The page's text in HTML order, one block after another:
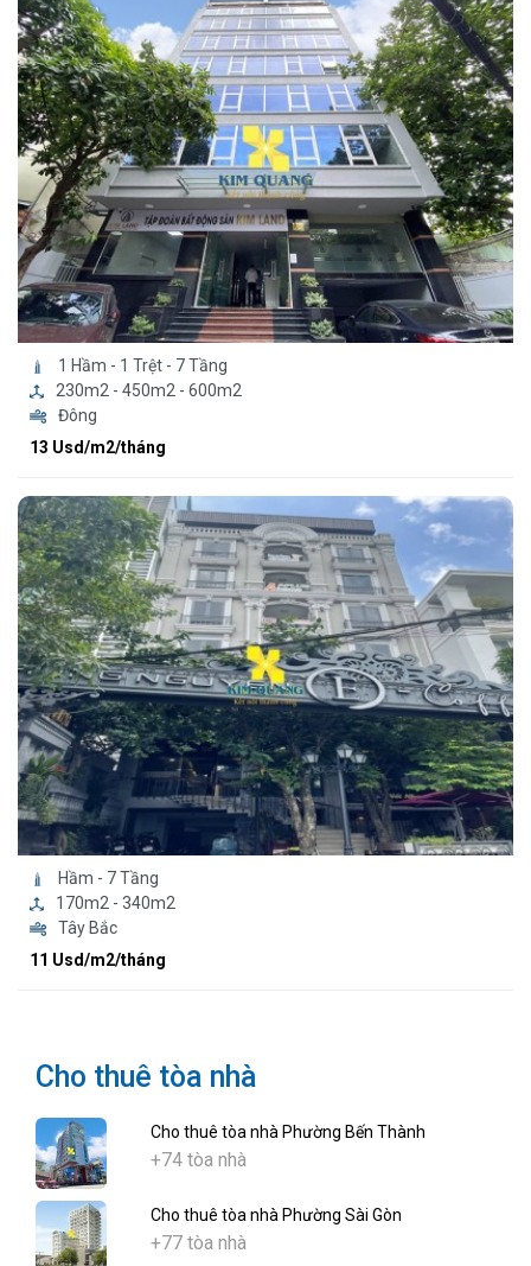
1 Hầm - 1 Trệt - 7 Tầng
230m2 - 450m2 - 600m2
Đông
13 Usd/m2/tháng
Hầm - 7 Tầng
170m2 - 340m2
Tây Bắc
11 Usd/m2/tháng
Cho thuê tòa nhà
Cho thuê tòa nhà Phường Bến Thành
+74 tòa nhà
Cho thuê tòa nhà Phường Sài Gòn
+77 tòa nhà